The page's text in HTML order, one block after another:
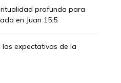
profunda para
en Juan 15:5
expectativas de la